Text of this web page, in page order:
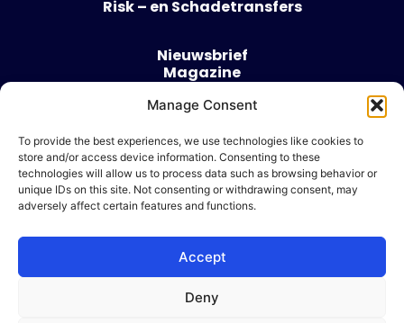
Manage Consent
To provide the best experiences, we use technologies like cookies to
store and/or access device information. Consenting to these
technologies will allow us to process data such as browsing behavior or
unique IDs on this site. Not consenting or withdrawing consent, may
adversely affect certain features and functions.
Accept
Deny
Risk – en Schadetransfers
Nieuwsbrief
Magazine
Over
Algemene voorwaarden
Cookie beleid
Ik wil adverteren